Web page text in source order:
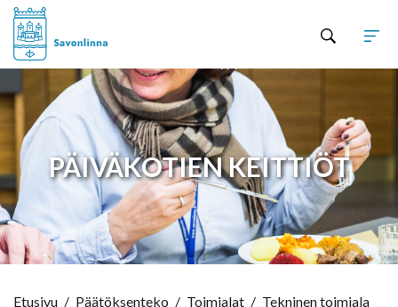
PÄIVÄKOTIEN KEITTIÖT
Etusivu / Päätöksenteko / Toimialat / Tekninen toimiala